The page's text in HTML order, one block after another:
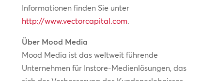
Informationen finden Sie unter
http://www.vectorcapital.com.
Über Mood Media
Mood Media ist das weltweit führende
Unternehmen für Instore-Medienlösungen, das